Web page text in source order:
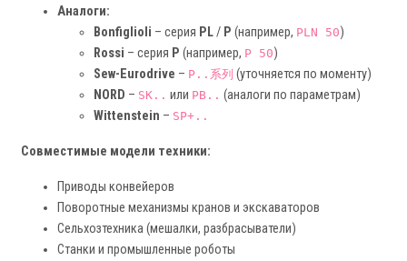
Аналоги:
Bonfiglioli – серия PL/ P (например, PLN 50)
Rossi – серия P (например, P 50)
Sew-Eurodrive – P..系列 (уточняется по моменту)
NORD – SK.. или PB.. (аналоги по параметрам)
Wittenstein – SP+..
Совместимые модели техники:
Приводы конвейеров
Поворотные механизмы кранов и экскаваторов
Сельхозтехника (мешалки, разбрасыватели)
Станки и промышленные роботы